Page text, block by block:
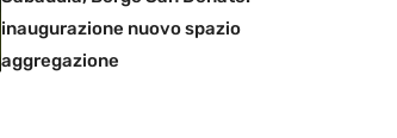
inaugurazione nuovo spazio
aggregazione